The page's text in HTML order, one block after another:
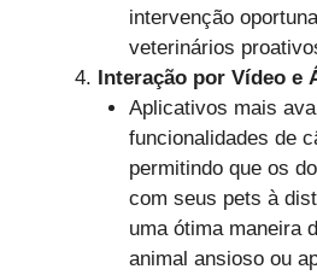
intervenção
veterinários
Interação por Vídeo e
Aplicativos mais
funcionalidades de
permitindo que os
com seus pets à
uma ótima maneira
animal ansioso ou